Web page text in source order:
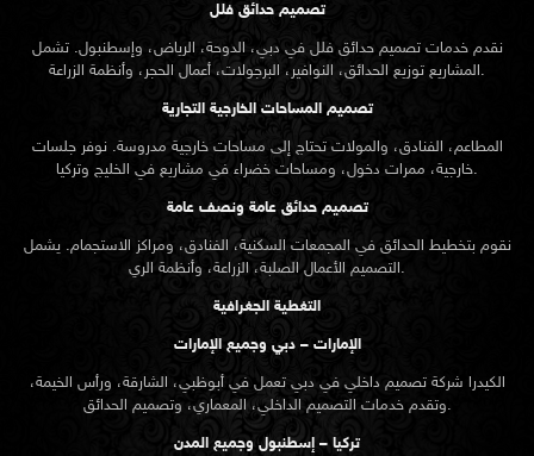
تصميم حدائق فلل
نقدم خدماتتصميم حدائق فلل في دبي، الدوحة، الرياض، وإسطنبول. تشمل
المشاريع توزيع الحدائق، النوافير، البرجولات، أعمال الحجر، وأنظمة الزراعة.
تصميم المساحات الخارجية التجارية
المطاعم، الفنادق، والمولات تحتاج إلى مساحات خارجية مدروسة. نوفر جلسات
خارجية، ممرات دخول، ومساحات خضراء في مشاريع في الخليج وتركيا.
تصميم حدائق عامة ونصف عامة
نقوم بتخطيط الحدائق في المجمعات السكنية، الفنادق، ومراكز الاستجمام. يشمل
التصميم الأعمال الصلبة، الزراعة، وأنظمة الري.
التغطية الجغرافية
الإمارات – دبي وجميع الإمارات
الكيدرا شركة تصميم داخلي في دبي تعمل في أبوظبي، الشارقة، ورأس الخيمة،
وتقدم خدمات التصميم الداخلي، المعماري، وتصميم الحدائق.
تركيا – إسطنبول وجميع المدن